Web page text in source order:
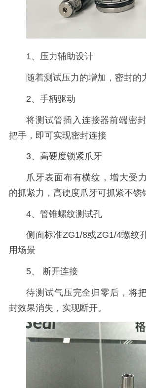
1、压力辅助设计
随着测试压力的增加，密封的
2、手柄驱动
将测试管插入连接器前端密
把手，即可实现密封连接
3、高硬度锁紧爪牙
爪牙表面布有横纹，增大受
的抓紧力，高硬度爪牙可抓紧不锈
4、管锥螺纹测试孔
侧面标准ZG1/8或ZG1/4螺纹
用场景
5、 断开连接
待测试气压完全归零后，将
封效果消失，实现断开。